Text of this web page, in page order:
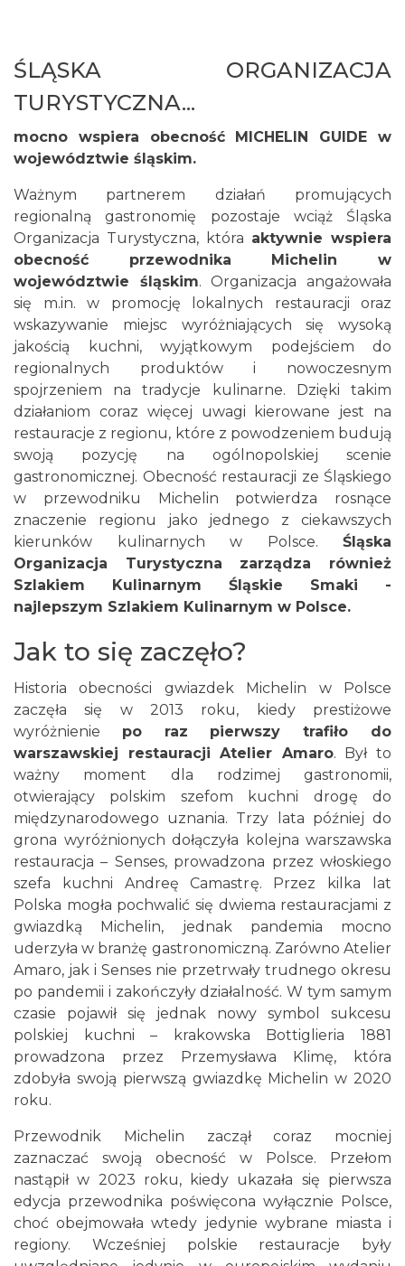
ŚLĄSKA ORGANIZACJA
TURYSTYCZNA...
mocno wspiera obecność MICHELIN GUIDE w
województwie śląskim.
Ważnym partnerem działań promujących
regionalną gastronomię pozostaje wciąż Śląska
Organizacja Turystyczna, która aktywnie wspiera
obecność przewodnika Michelin w
województwie śląskim. Organizacja angażowała
się m.in. w promocję lokalnych restauracji oraz
wskazywanie miejsc wyróżniających się wysoką
jakością kuchni, wyjątkowym podejściem do
regionalnych produktów i nowoczesnym
spojrzeniem na tradycje kulinarne. Dzięki takim
działaniom coraz więcej uwagi kierowane jest na
restauracje z regionu, które z powodzeniem budują
swoją pozycję na ogólnopolskiej scenie
gastronomicznej. Obecność restauracji ze Śląskiego
w przewodniku Michelin potwierdza rosnące
znaczenie regionu jako jednego z ciekawszych
kierunków kulinarnych w Polsce. Śląska
Organizacja Turystyczna zarządza również
Szlakiem Kulinarnym Śląskie Smaki -
najlepszym Szlakiem Kulinarnym w Polsce.
Jak to się zaczęło?
Historia obecności gwiazdek Michelin w Polsce
zaczęła się w 2013 roku, kiedy prestiżowe
wyróżnienie po raz pierwszy trafiło do
warszawskiej restauracji Atelier Amaro. Był to
ważny moment dla rodzimej gastronomii,
otwierający polskim szefom kuchni drogę do
międzynarodowego uznania. Trzy lata później do
grona wyróżnionych dołączyła kolejna warszawska
restauracja – Senses, prowadzona przez włoskiego
szefa kuchni Andreę Camastrę. Przez kilka lat
Polska mogła pochwalić się dwiema restauracjami z
gwiazdką Michelin, jednak pandemia mocno
uderzyła w branżę gastronomiczną. Zarówno Atelier
Amaro, jak i Senses nie przetrwały trudnego okresu
po pandemii i zakończyły działalność. W tym samym
czasie pojawił się jednak nowy symbol sukcesu
polskiej kuchni – krakowska Bottiglieria 1881
prowadzona przez Przemysława Klimę, która
zdobyła swoją pierwszą gwiazdkę Michelin w 2020
roku.
Przewodnik Michelin zaczął coraz mocniej
zaznaczać swoją obecność w Polsce. Przełom
nastąpił w 2023 roku, kiedy ukazała się pierwsza
edycja przewodnika poświęcona wyłącznie Polsce,
choć obejmowała wtedy jedynie wybrane miasta i
regiony. Wcześniej polskie restauracje były